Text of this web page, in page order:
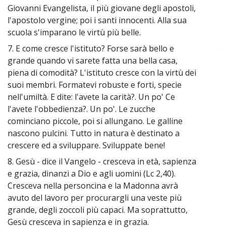
Giovanni Evangelista, il più giovane degli apostoli,
l'apostolo vergine; poi i santi innocenti. Alla sua
scuola s'imparano le virtù più belle.
7. E come cresce l'istituto? Forse sarà bello e
grande quando vi sarete fatta una bella casa,
piena di comodità? L'istituto cresce con la virtù dei
suoi membri. Formatevi robuste e forti, specie
nell'umiltà. E dite: l'avete la carità?. Un po' Ce
l'avete l'obbedienza?. Un po'. Le zucche
cominciano piccole, poi si allungano. Le galline
nascono pulcini. Tutto in natura è destinato a
crescere ed a sviluppare. Sviluppate bene!
8. Gesù - dice il Vangelo - cresceva in età, sapienza
e grazia, dinanzi a Dio e agli uomini (Lc 2,40).
Cresceva nella personcina e la Madonna avrà
avuto del lavoro per procurargli una veste più
grande, degli zoccoli più capaci. Ma soprattutto,
Gesù cresceva in sapienza e in grazia.